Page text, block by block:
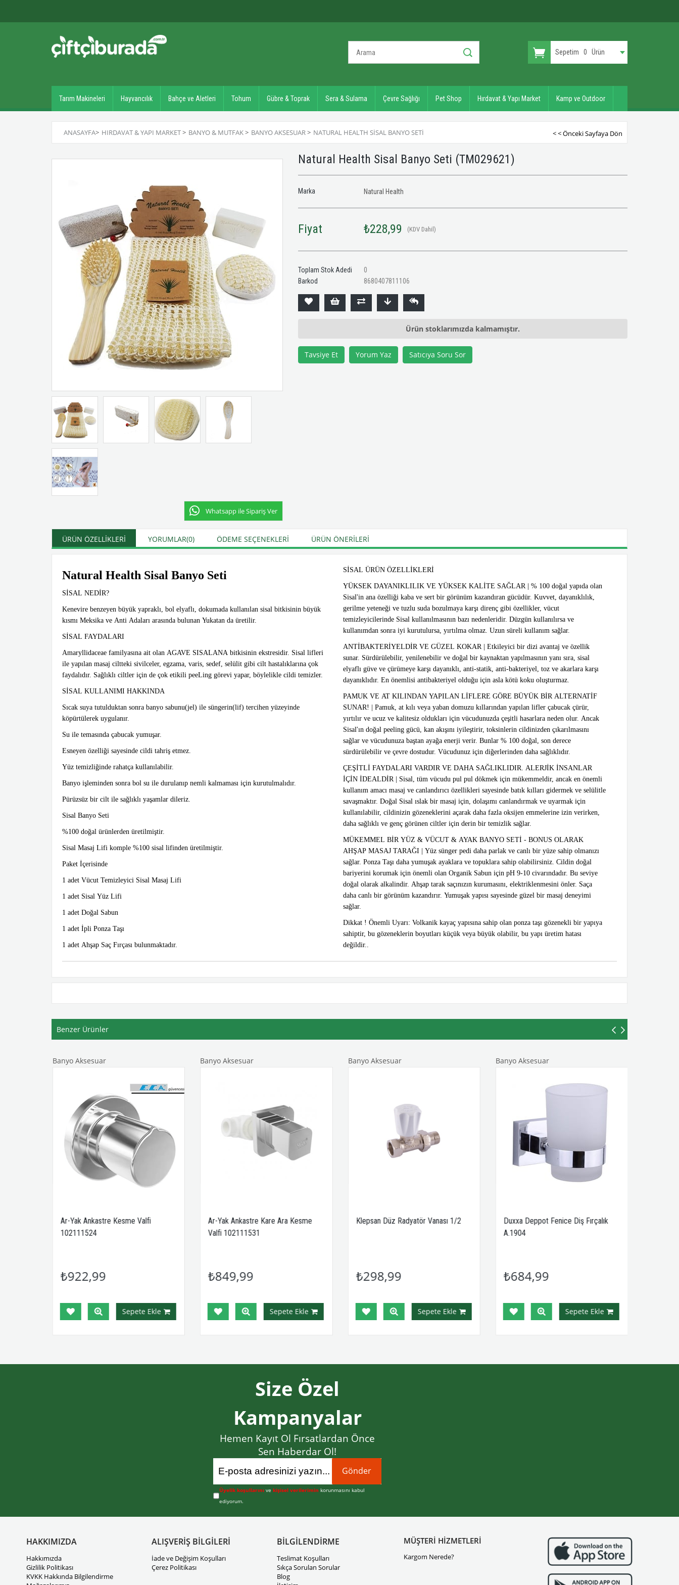
Sepetim 0 Ürün
Tarım Makineleri Hayvancılık Bahçe ve Aletleri Tohum Gübre & Toprak Sera & Sulama Çevre Sağlığı Pet Shop Hırdavat & Yapı Market Kamp ve Outdoor
ANASAYFA> HIRDAVAT & YAPI MARKET> BANYO & MUTFAK> BANYO AKSESUAR> NATURAL HEALTH SISAL BANYO SETI < < Önceki Sayfaya Dön
Whatsapp ile Sipariş Ver
Natural Health Sisal Banyo Seti (TM029621)
Marka Natural Health
Fiyat ₺228,99 (KDV Dahil)
Toplam Stok Adedi
0
Barkod
8680407811106
Ürün stoklarımızda kalmamıştır.
Tavsiye Et Yorum Yaz Satıcıya Soru Sor
ÜRÜN ÖZELLIKLERI YORUMLAR(0) ÖDEME SEÇENEKLERI ÜRÜN ÖNERILERI
Natural Health Sisal Banyo Seti
SİSAL NEDİR?
Kenevire benzeyen büyük yapraklı, bol elyaflı, dokumada kullanılan sisal bitkisinin büyük
kısmı Meksika ve Anti Adaları arasında bulunan Yukatan da üretilir.
SİSAL FAYDALARI
Amaryllidaceae familyasına ait olan AGAVE SISALANA bitkisinin ekstresidir. Sisal lifleri
ile yapılan masaj ciltteki sivilceler, egzama, varis, sedef, selülit gibi cilt hastalıklarına çok
faydalıdır. Sağlıklı ciltler için de çok etikili peeLing görevi yapar, böylelikle cildi temizler.
SİSAL KULLANIMI HAKKINDA
Sıcak suya tutulduktan sonra banyo sabunu(jel) ile süngerin(lif) tercihen yüzeyinde
köpürtülerek uygulanır.
Su ile temasında çabucak yumuşar.
Esneyen özelliği sayesinde cildi tahriş etmez.
Yüz temizliğinde rahatça kullanılabilir.
Banyo işleminden sonra bol su ile durulanıp nemli kalmaması için kurutulmalıdır.
Pürüzsüz bir cilt ile sağlıklı yaşamlar dileriz.
Sisal Banyo Seti
%100 doğal ürünlerden üretilmiştir.
Sisal Masaj Lifi komple %100 sisal lifinden üretilmiştir.
Paket İçerisinde
1 adet Vücut Temizleyici Sisal Masaj Lifi
1 adet Sisal Yüz Lifi
1 adet Doğal Sabun
1 adet İpli Ponza Taşı
1 adet Ahşap Saç Fırçası bulunmaktadır.
SİSAL ÜRÜN ÖZELLİKLERİ
YÜKSEK DAYANIKLILIK VE YÜKSEK KALİTE SAĞLAR | % 100 doğal yapıda olan
Sisal'in ana özelliği kaba ve sert bir görünüm kazandıran gücüdür. Kuvvet, dayanıklılık,
gerilme yeteneği ve tuzlu suda bozulmaya karşı direnç gibi özellikler, vücut
temizleyicilerinde Sisal kullanılmasının bazı nedenleridir. Düzgün kullanılırsa ve
kullanımdan sonra iyi kurutulursa, yırtılma olmaz. Uzun süreli kullanım sağlar.
ANTİBAKTERİYELDİR VE GÜZEL KOKAR | Etkileyici bir dizi avantaj ve özellik
sunar. Sürdürülebilir, yenilenebilir ve doğal bir kaynaktan yapılmasının yanı sıra, sisal
elyaflı güve ve çürümeye karşı dayanıklı, anti-statik, anti-bakteriyel, toz ve akarlara karşı
dayanıklıdır. En önemlisi antibakteriyel olduğu için asla kötü koku oluşturmaz.
PAMUK VE AT KILINDAN YAPILAN LİFLERE GÖRE BÜYÜK BİR ALTERNATİF
SUNAR! | Pamuk, at kılı veya yaban domuzu kıllarından yapılan lifler çabucak çürür,
yırtılır ve ucuz ve kalitesiz oldukları için vücudunuzda çeşitli hasarlara neden olur. Ancak
Sisal'ın doğal peeling gücü, kan akışını iyileştirir, toksinlerin cildinizden çıkarılmasını
sağlar ve vücudunuza baştan ayağa enerji verir. Bunlar % 100 doğal, son derece
sürdürülebilir ve çevre dostudur. Vücudunuz için diğerlerinden daha sağlıklıdır.
ÇEŞİTLİ FAYDALARI VARDIR VE DAHA SAĞLIKLIDIR. ALERJİK İNSANLAR
İÇİN İDEALDİR | Sisal, tüm vücudu pul pul dökmek için mükemmeldir, ancak en önemli
kullanım amacı masaj ve canlandırıcı özellikleri sayesinde batık kılları gidermek ve selülitle
savaşmaktır. Doğal Sisal ıslak bir masaj için, dolaşımı canlandırmak ve uyarmak için
kullanılabilir, cildinizin gözeneklerini açarak daha fazla oksijen emmelerine izin verirken,
daha sağlıklı ve genç görünen ciltler için derin bir temizlik sağlar.
MÜKEMMEL BİR YÜZ & VÜCUT & AYAK BANYO SETİ - BONUS OLARAK
AHŞAP MASAJ TARAĞI | Yüz sünger pedi daha parlak ve canlı bir yüze sahip olmanızı
sağlar. Ponza Taşı daha yumuşak ayaklara ve topuklara sahip olabilirsiniz. Cildin doğal
bariyerini korumak için önemli olan Organik Sabun için pH 9-10 civarındadır. Bu seviye
doğal olarak alkalindir. Ahşap tarak saçınızın kurumasını, elektriklenmesini önler. Saça
daha canlı bir görünüm kazandırır. Yumuşak yapısı sayesinde güzel bir masaj deneyimi
sağlar.
Dikkat ! Önemli Uyarı: Volkanik kayaç yapısına sahip olan ponza taşı gözenekli bir yapıya
sahiptir, bu gözeneklerin boyutları küçük veya büyük olabilir, bu yapı üretim hatası
değildir..
Benzer Ürünler
Banyo Aksesuar
Ar-Yak Ankastre Kesme Valfi
102111524
₺922,99
Sepete Ekle
Banyo Aksesuar
Ar-Yak Ankastre Kare Ara Kesme
Valfi 102111531
₺849,99
Sepete Ekle
Banyo Aksesuar
Klepsan Düz Radyatör Vanası 1/2
₺298,99
Sepete Ekle
Banyo Aksesuar
Duxxa Deppot Fenice Diş Fırçalık
A.1904
₺684,99
Sepete Ekle
Size Özel
Kampanyalar
Hemen Kayıt Ol Fırsatlardan Önce
Sen Haberdar Ol!
Gönder
Üyelik koşullarını vekişisel verilerimin korunmasını kabul
ediyorum.
HAKKIMIZDA
Hakkımızda
Gizlilik Politikası
KVKK Hakkında Bilgilendirme
ALIŞVERİŞ BİLGİLERİ
İade ve Değişim Koşulları
Çerez Politikası
BİLGİLENDİRME
Teslimat Koşulları
Sıkça Sorulan Sorular
Blog
MÜŞTERİ HİZMETLERİ
Kargom Nerede?